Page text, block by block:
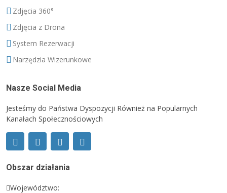
Zdjęcia 360°
Zdjęcia z Drona
System Rezerwacji
Narzędzia Wizerunkowe
Nasze Social Media
Jesteśmy do Państwa Dyspozycji Również na Popularnych
Kanałach Społecznościowych
Obszar działania
Województwo: